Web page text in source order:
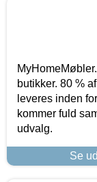
butikker. 80 %
leveres inden
kommer fuld
udvalg.
Se